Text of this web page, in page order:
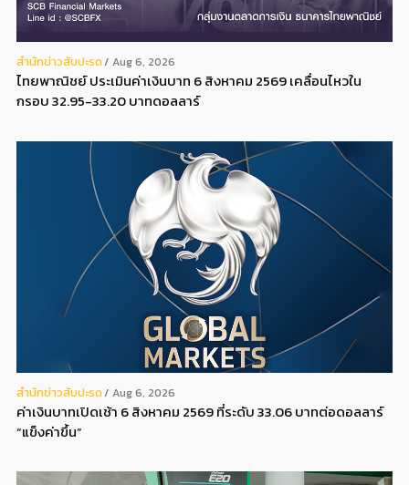
สํานักข่าวสับปะรด Aug 6, 2026
ไทยพาณิชย์ ประเมินค่าเงินบาท 6 สิงหาคม 2569 เคลื่อนไหวใน
กรอบ 32.95-33.20 บาทดอลลาร์
สํานักข่าวสับปะรด Aug 6, 2026
ค่าเงินบาทเปิดเช้า 6 สิงหาคม 2569 ที่ระดับ 33.06 บาทต่อดอลลาร์
“แข็งค่าขึ้น”